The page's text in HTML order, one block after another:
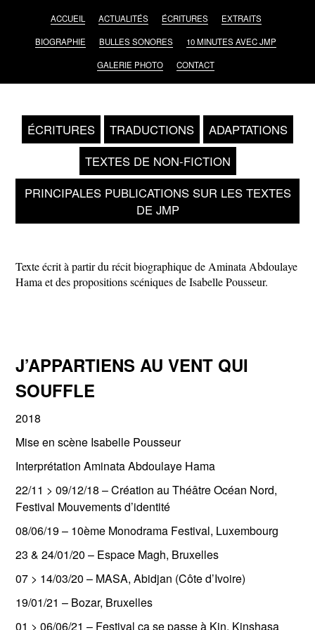
ACCUEIL ACTUALITÉS ÉCRITURES EXTRAITS
BIOGRAPHIE BULLES SONORES 10 MINUTES AVEC JMP
GALERIE PHOTO CONTACT
ÉCRITURES TRADUCTIONS
ADAPTATIONS
TEXTES DE NON-FICTION
PRINCIPALES PUBLICATIONS SUR LES TEXTES
DE JMP
Texte écrit à partir du récit biographique de Aminata Abdoulaye
Hama et des propositions scéniques de Isabelle Pousseur.
J’APPARTIENS AU VENT QUI
SOUFFLE
2018
Mise en scène Isabelle Pousseur
Interprétation Aminata Abdoulaye Hama
22/11 > 09/12/18 – Création au Théâtre Océan Nord,
Festival Mouvements d’identité
08/06/19 – 10ème Monodrama Festival, Luxembourg
23 & 24/01/20 – Espace Magh, Bruxelles
07 > 14/03/20 – MASA, Abidjan (Côte d’Ivoire)
19/01/21 – Bozar, Bruxelles
01 > 06/06/21 – Festival ça se passe à Kin, Kinshasa